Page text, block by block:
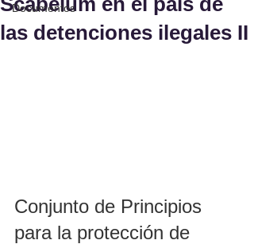
Documentos
las detenciones ilegales II
Conjunto de Principios
para la protección de